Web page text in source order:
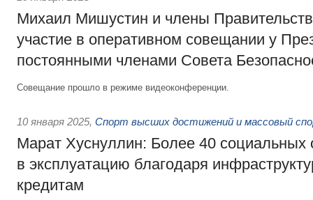
Михаил Мишустин и члены
участие в оперативном совещании у
постоянными членами Совета
Совещание прошло в режиме видеоконференции.
10 января 2025, Спорт высших достижений и массовый
Марат Хуснуллин: Более 40 социальных
в эксплуатацию благодаря
кредитам